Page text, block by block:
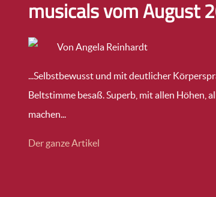
musicals vom August
Von Angela Reinhardt
...Selbstbewusst und mit deutlicher
Beltstimme besaß. Superb, mit allen Höhen,
machen...
Der ganze Artikel